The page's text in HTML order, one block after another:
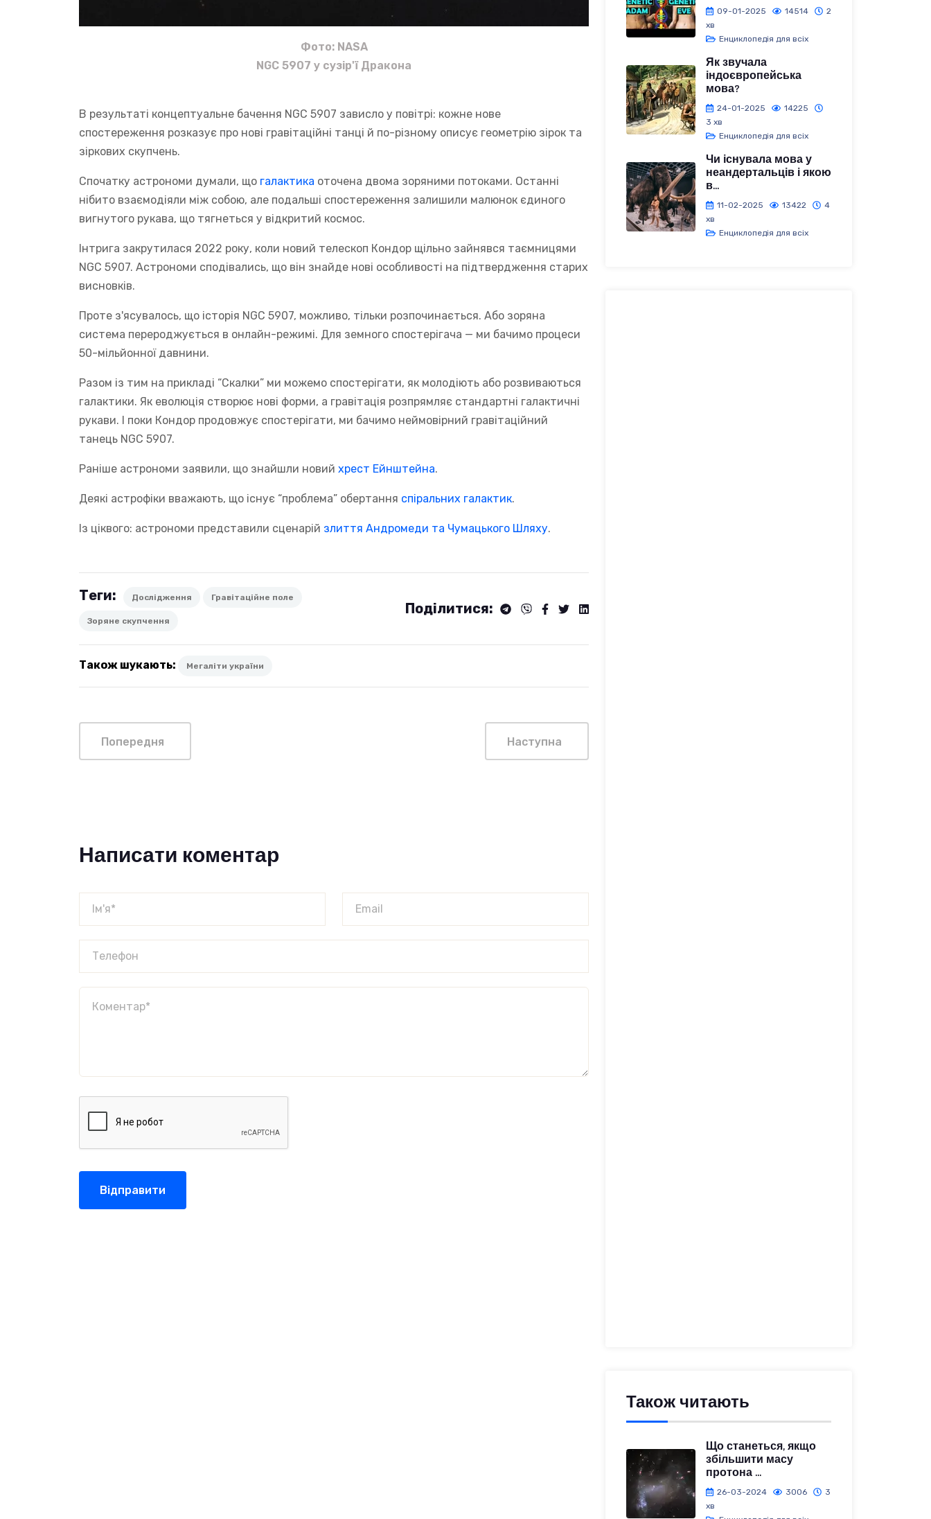
Фото: NASA
NGC 5907 у сузір'ї Дракона
В результаті концептуальне бачення NGC 5907 зависло у повітрі: кожне нове
спостереження розказує про нові гравітаційні танці й по-різному описує геометрію зірок та
зіркових скупчень.
Спочатку астрономи думали, що галактика оточена двома зоряними потоками. Останні
нібито взаємодіяли між собою, але подальші спостереження залишили малюнок єдиного
вигнутого рукава, що тягнеться у відкритий космос.
Інтрига закрутилася 2022 року, коли новий телескоп Кондор щільно зайнявся таємницями
NGC 5907. Астрономи сподівались, що він знайде нові особливості на підтвердження старих
висновків.
Проте з'ясувалось, що історія NGC 5907, можливо, тільки розпочинається. Або зоряна
система перероджується в онлайн-режимі. Для земного спостерігача — ми бачимо процеси
50-мільйонної давнини.
Разом із тим на прикладі “Скалки” ми можемо спостерігати, як молодіють або розвиваються
галактики. Як еволюція створює нові форми, а гравітація розпрямляє стандартні галактичні
рукави. І поки Кондор продовжує спостерігати, ми бачимо неймовірний гравітаційний
танець NGC 5907.
Раніше астрономи заявили, що знайшли новий хрест Ейнштейна.
Деякі астрофіки вважають, що існує “проблема” обертання спіральних галактик.
Із ціквого: астрономи представили сценарій злиття Андромеди та Чумацького Шляху.
Теги: Дослідження Гравітаційне поле
Зоряне скупчення
Поділитися:
Також шукають: Мегаліти україни
Попередня Наступна
Написати коментар
Відправити
09-01-2025 14514
2
хв
Енциклопедія для всіх
Як звучала
індоєвропейська
мова?
24-01-2025
14225
3 хв
Енциклопедія для всіх
Чи існувала мова у
неандертальців і якою
в...
11-02-2025 13422
4
хв
Енциклопедія для всіх
Також читають
Що станеться, якщо
збільшити масу
протона ...
26-03-2024 3006
3
хв